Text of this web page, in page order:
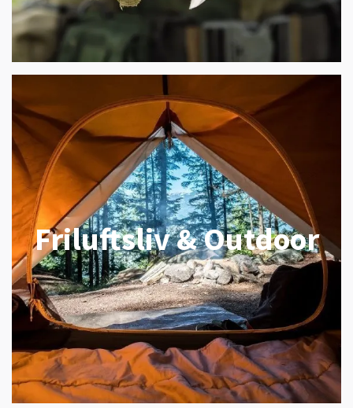
Friluftsliv & Outdoor